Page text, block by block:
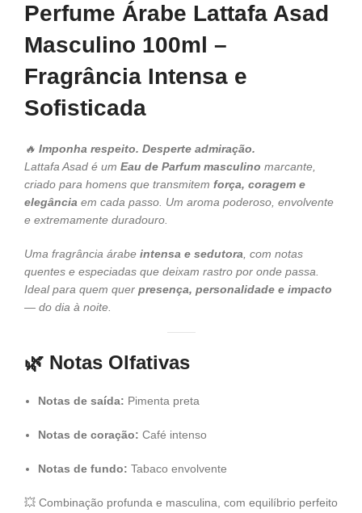
Perfume Árabe Lattafa Asad
Masculino 100ml –
Fragrância Intensa e
Sofisticada
🔥 Imponha respeito. Desperte admiração.
Lattafa Asad é um Eau de Parfum masculino marcante,
criado para homens que transmitem força, coragem e
elegância em cada passo. Um aroma poderoso, envolvente
e extremamente duradouro.
Uma fragrância árabe intensa e sedutora, com notas
quentes e especiadas que deixam rastro por onde passa.
Ideal para quem quer presença, personalidade e impacto
— do dia à noite.
🌿 Notas Olfativas
Notas de saída: Pimenta preta
Notas de coração: Café intenso
Notas de fundo: Tabaco envolvente
💥 Combinação profunda e masculina, com equilíbrio perfeito